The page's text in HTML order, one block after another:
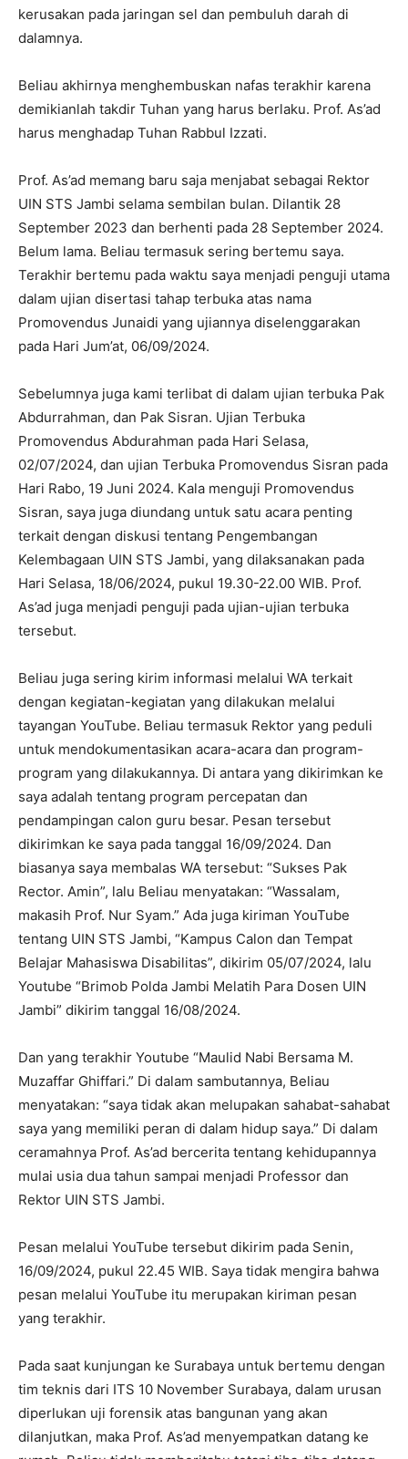
kerusakan pada jaringan sel dan pembuluh darah di
dalamnya.
Beliau akhirnya menghembuskan nafas terakhir karena
demikianlah takdir Tuhan yang harus berlaku. Prof. As’ad
harus menghadap Tuhan Rabbul Izzati.
Prof. As’ad memang baru saja menjabat sebagai Rektor
UIN STS Jambi selama sembilan bulan. Dilantik 28
September 2023 dan berhenti pada 28 September 2024.
Belum lama. Beliau termasuk sering bertemu saya.
Terakhir bertemu pada waktu saya menjadi penguji utama
dalam ujian disertasi tahap terbuka atas nama
Promovendus Junaidi yang ujiannya diselenggarakan
pada Hari Jum’at, 06/09/2024.
Sebelumnya juga kami terlibat di dalam ujian terbuka Pak
Abdurrahman, dan Pak Sisran. Ujian Terbuka
Promovendus Abdurahman pada Hari Selasa,
02/07/2024, dan ujian Terbuka Promovendus Sisran pada
Hari Rabo, 19 Juni 2024. Kala menguji Promovendus
Sisran, saya juga diundang untuk satu acara penting
terkait dengan diskusi tentang Pengembangan
Kelembagaan UIN STS Jambi, yang dilaksanakan pada
Hari Selasa, 18/06/2024, pukul 19.30-22.00 WIB. Prof.
As’ad juga menjadi penguji pada ujian-ujian terbuka
tersebut.
Beliau juga sering kirim informasi melalui WA terkait
dengan kegiatan-kegiatan yang dilakukan melalui
tayangan YouTube. Beliau termasuk Rektor yang peduli
untuk mendokumentasikan acara-acara dan program-
program yang dilakukannya. Di antara yang dikirimkan ke
saya adalah tentang program percepatan dan
pendampingan calon guru besar. Pesan tersebut
dikirimkan ke saya pada tanggal 16/09/2024. Dan
biasanya saya membalas WA tersebut: “Sukses Pak
Rector. Amin”, lalu Beliau menyatakan: “Wassalam,
makasih Prof. Nur Syam.” Ada juga kiriman YouTube
tentang UIN STS Jambi, “Kampus Calon dan Tempat
Belajar Mahasiswa Disabilitas”, dikirim 05/07/2024, lalu
Youtube “Brimob Polda Jambi Melatih Para Dosen UIN
Jambi” dikirim tanggal 16/08/2024.
Dan yang terakhir Youtube “Maulid Nabi Bersama M.
Muzaffar Ghiffari.” Di dalam sambutannya, Beliau
menyatakan: “saya tidak akan melupakan sahabat-sahabat
saya yang memiliki peran di dalam hidup saya.” Di dalam
ceramahnya Prof. As’ad bercerita tentang kehidupannya
mulai usia dua tahun sampai menjadi Professor dan
Rektor UIN STS Jambi.
Pesan melalui YouTube tersebut dikirim pada Senin,
16/09/2024, pukul 22.45 WIB. Saya tidak mengira bahwa
pesan melalui YouTube itu merupakan kiriman pesan
yang terakhir.
Pada saat kunjungan ke Surabaya untuk bertemu dengan
tim teknis dari ITS 10 November Surabaya, dalam urusan
diperlukan uji forensik atas bangunan yang akan
dilanjutkan, maka Prof. As’ad menyempatkan datang ke